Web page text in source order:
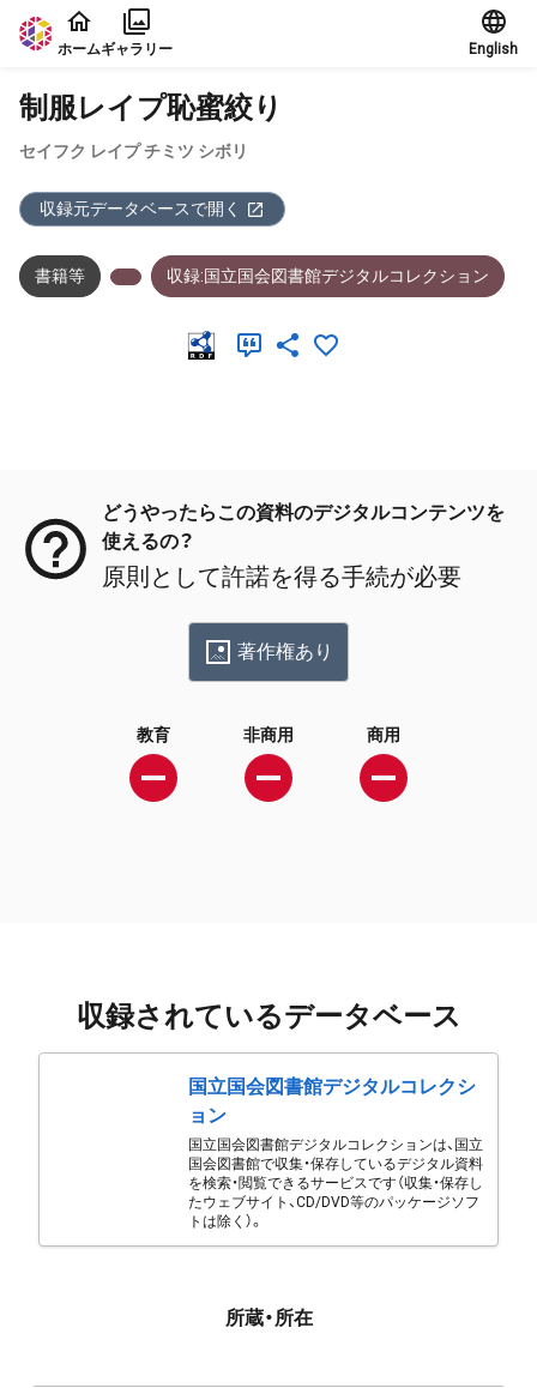
本文に飛ぶ
ホームギャラリー English
制服レイプ恥蜜絞り
セイフク レイプ チミツ シボリ
収録元データベースで開く
書籍等 収録:国立国会図書館デジタルコレクション
どうやったらこの資料のデジタルコンテンツを
使えるの？
原則として許諾を得る手続が必要
著作権あり
教育 非商用 商用
収録されているデータベース
国立国会図書館デジタルコレクシ
ョン
国立国会図書館デジタルコレクションは、国立
国会図書館で収集・保存しているデジタル資料
を検索・閲覧できるサービスです（収集・保存し
たウェブサイト、CD/DVD等のパッケージソフ
トは除く）。
所蔵・所在